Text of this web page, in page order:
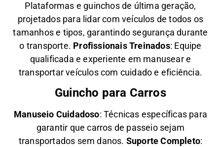
Plataformas e guinchos de última geração,
projetados para lidar com veículos de todos os
tamanhos e tipos, garantindo segurança durante
o transporte. Profissionais Treinados: Equipe
qualificada e experiente em manusear e
transportar veículos com cuidado e eficiência.
Guincho para Carros
Manuseio Cuidadoso: Técnicas específicas para
garantir que carros de passeio sejam
transportados sem danos. Suporte Completo: